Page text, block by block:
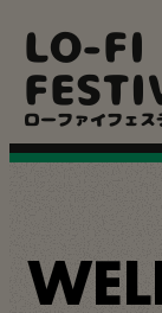
en
naar
de
inhoud
gaan
LO-FI
ローファイフェス